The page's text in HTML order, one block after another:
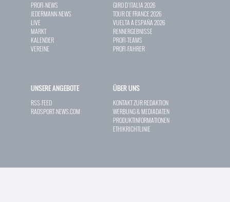
PROFI-NEWS
JEDERMANN-NEWS
LIVE
MARKT
KALENDER
VEREINE
GIRO D`ITALIA 2026
TOUR DE FRANCE 2026
VUELTA A ESPAÑA 2026
RENNERGEBNISSE
PROFI-TEAMS
PROFI-FAHRER
UNSERE ANGEBOTE
RSS-FEED
RADSPORT-NEWS.COM
ÜBER UNS
KONTAKT ZUR REDAKTION
WERBUNG & MEDIADATEN
PRODUKTINFORMATIONEN
ETHIKRICHTLINIE